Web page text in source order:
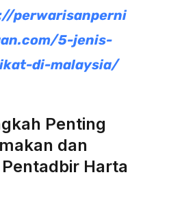
perwarisanperni
5-jenis-
di-malaysia/
Penting
dan
Harta